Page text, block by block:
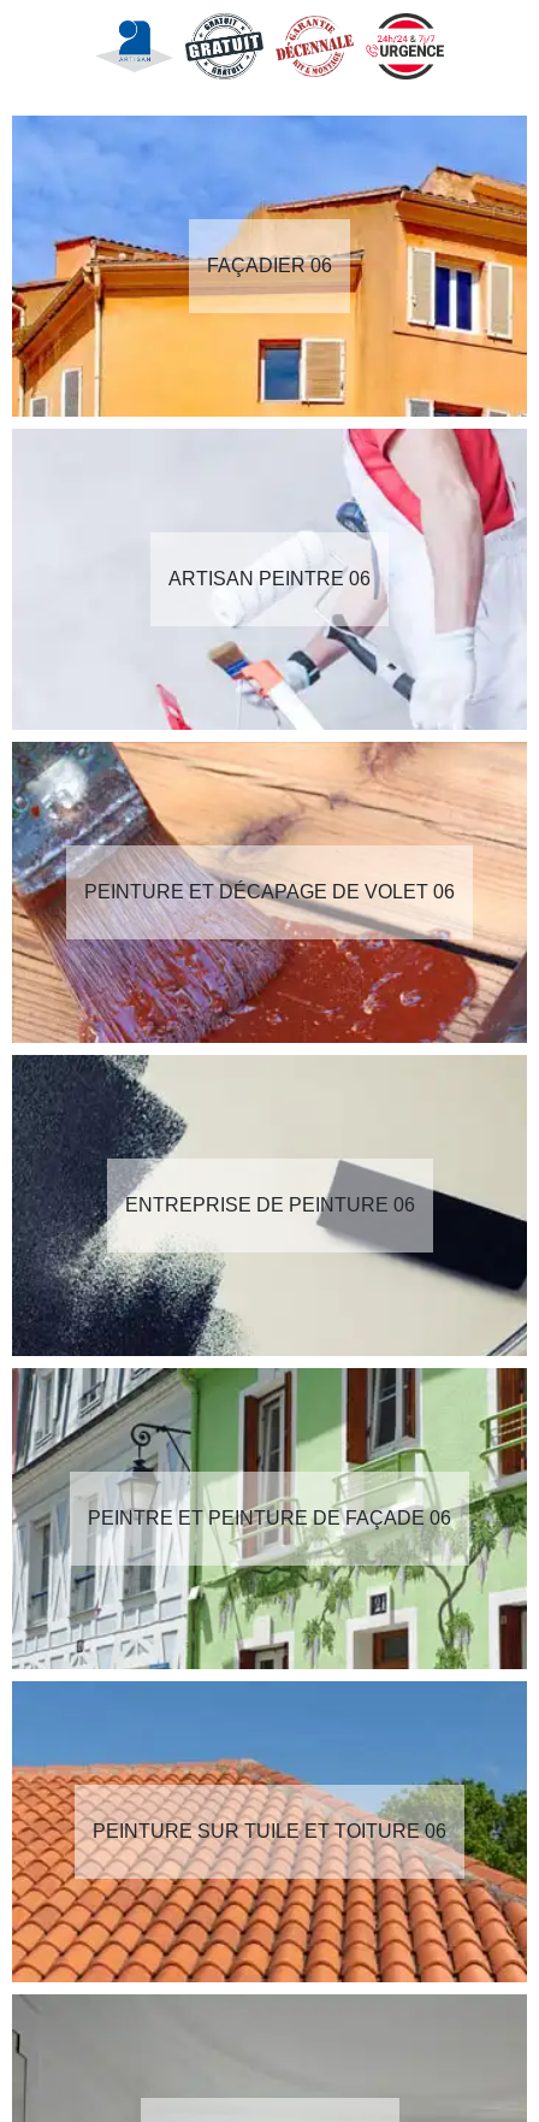
FAÇADIER 06
ARTISAN PEINTRE 06
PEINTURE ET DÉCAPAGE DE VOLET 06
ENTREPRISE DE PEINTURE 06
PEINTRE ET PEINTURE DE FAÇADE 06
PEINTURE SUR TUILE ET TOITURE 06